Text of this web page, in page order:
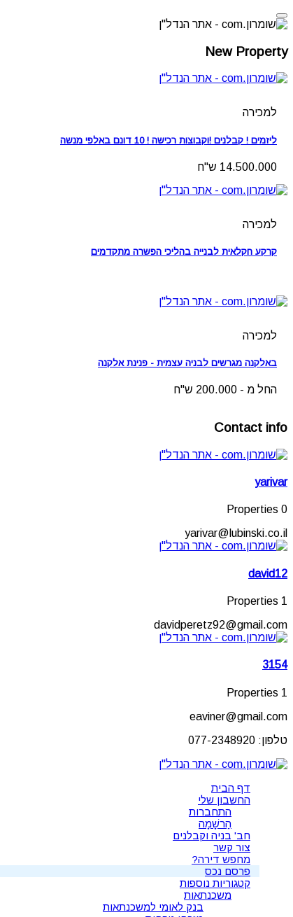
New Property
למכירה
ליזמים ! קבלנים !וקבוצות רכישה ! 10 דונם באלפי מנשה
14.500.000 ש"ח
למכירה
קרקע חקלאית לבנייה בהליכי הפשרה מתקדמים
למכירה
באלקנה מגרשים לבניה עצמית - פנינת אלקנה
החל מ - 200.000 ש"ח
Contact info
yarivar
0 Properties
yarivar@lubinski.co.il
david12
1 Properties
davidperetz92@gmail.com
3154
1 Properties
eaviner@gmail.com
טלפון: 077-2348920
דף הבית
החשבון שלי
התחברות
הַרשָׁמָה
חב' בניה וקבלנים
צור קשר
מחפש דירה?
פרסם נכס
קטגוריות נוספות
משכנתאות
בנק לאומי למשכנתאות